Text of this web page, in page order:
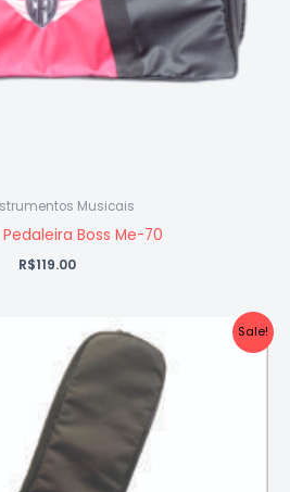
Musicais
Boss Me-70
R$119.00
Sale!
preço
original
era:
R$399.00.
preço
atual
R$349.00.